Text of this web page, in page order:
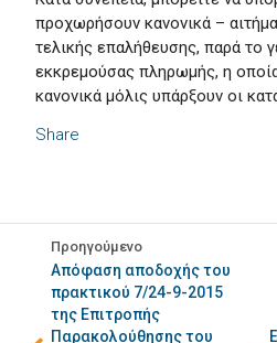
Share
προχωρήσουν κανονικά –
τελικής επαλήθευσης, παρά το
εκκρεμούσας πληρωμής, η
κανονικά μόλις υπάρξουν οι
Προηγούμενο
Απόφαση αποδοχής του
πρακτικού 7/24-9-2015
της Επιτροπής
Παρακολούθησης του